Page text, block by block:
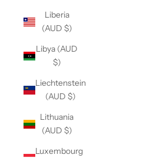
Liberia
(AUD $)
Libya (AUD
$)
Liechtenstein
(AUD $)
Lithuania
(AUD $)
Luxembourg